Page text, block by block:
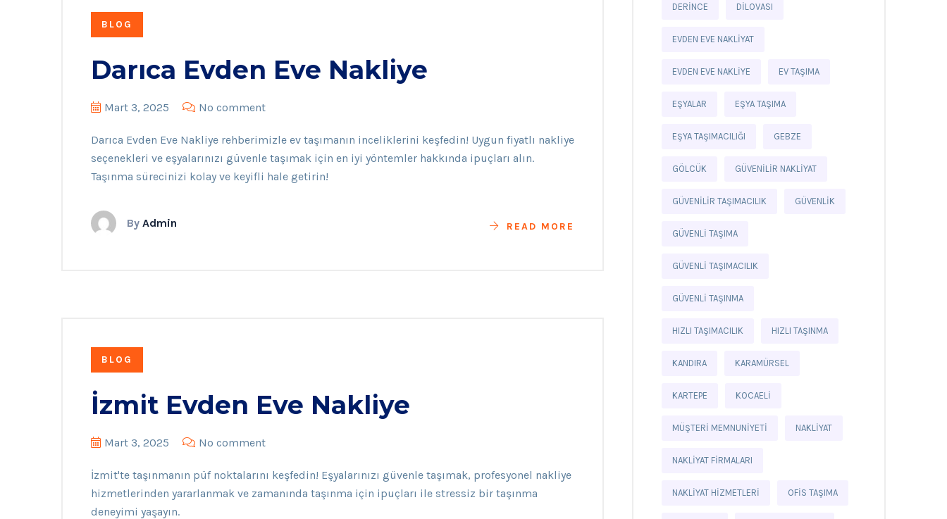
BLOG
Darıca Evden Eve Nakliye
Mart 3, 2025 No comment
Darıca Evden Eve Nakliye rehberimizle ev taşımanın inceliklerini keşfedin! Uygun fiyatlı nakliye
seçenekleri ve eşyalarınızı güvenle taşımak için en iyi yöntemler hakkında ipuçları alın.
Taşınma sürecinizi kolay ve keyifli hale getirin!
By Admin READ MORE
BLOG
İzmit Evden Eve Nakliye
Mart 3, 2025 No comment
İzmit'te taşınmanın püf noktalarını keşfedin! Eşyalarınızı güvenle taşımak, profesyonel nakliye
hizmetlerinden yararlanmak ve zamanında taşınma için ipuçları ile stressiz bir taşınma
deneyimi yaşayın.
DERINCE DILOVASI
EVDEN EVE NAKLIYAT
EVDEN EVE NAKLIYE EV TAŞIMA
EŞYALAR EŞYA TAŞIMA
EŞYA TAŞIMACILIĞI GEBZE
GÖLCÜK GÜVENILIR NAKLIYAT
GÜVENILIR TAŞIMACILIK GÜVENLIK
GÜVENLI TAŞIMA
GÜVENLI TAŞIMACILIK
GÜVENLI TAŞINMA
HIZLI TAŞIMACILIK HIZLI TAŞINMA
KANDIRA KARAMÜRSEL
KARTEPE KOCAELI
MÜŞTERI MEMNUNIYETI NAKLIYAT
NAKLIYAT FIRMALARI
NAKLIYAT HIZMETLERI OFIS TAŞIMA